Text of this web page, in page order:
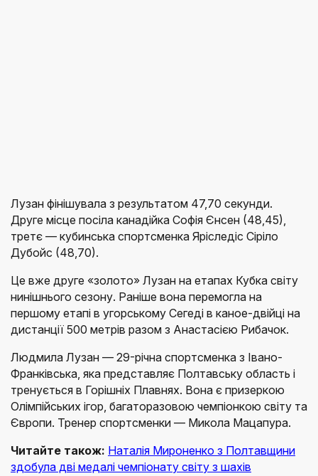
Лузан фінішувала з результатом 47,70 секунди.
Друге місце посіла канадійка Софія Єнсен (48,45),
третє — кубинська спортсменка Яріследіс Сіріло
Дубойс (48,70).
Це вже друге «золото» Лузан на етапах Кубка світу
нинішнього сезону. Раніше вона перемогла на
першому етапі в угорському Сегеді в каное-двійці на
дистанції 500 метрів разом з Анастасією Рибачок.
Людмила Лузан — 29-річна спортсменка з Івано-
Франківська, яка представляє Полтавську область і
тренується в Горішніх Плавнях. Вона є призеркою
Олімпійських ігор, багаторазовою чемпіонкою світу та
Європи. Тренер спортсменки — Микола Мацапура.
Читайте також: Наталія Мироненко з Полтавщини
здобула дві медалі чемпіонату світу з шахів